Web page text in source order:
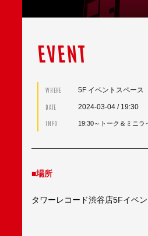
EVENT
WHERE 5F イベントスペース
DATE 2024-03-04 / 19:30
INFO 19:30～トーク＆ミニラ
■場所
タワーレコード渋谷店5Fイベ